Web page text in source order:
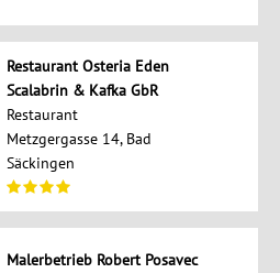
Restaurant Osteria Eden
Scalabrin & Kafka GbR
Restaurant
Metzgergasse 14, Bad
Säckingen
Malerbetrieb Robert Posavec